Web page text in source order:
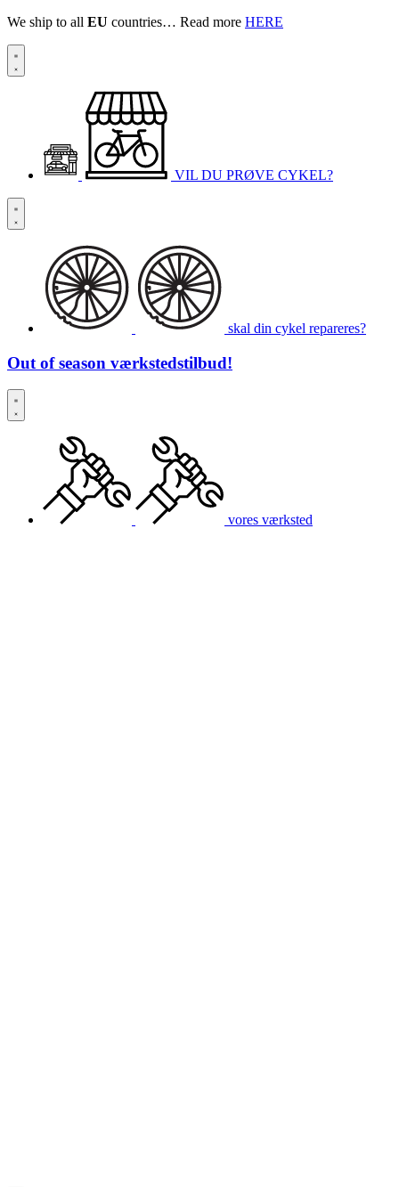
We ship to all EU countries… Read more HERE
VIL DU PRØVE CYKEL?
skal din cykel repareres?
Out of season værkstedstilbud!
vores værksted